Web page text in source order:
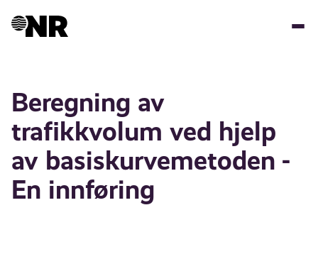
Beregning av
trafikkvolum ved hjelp
av basiskurvemetoden -
En innføring